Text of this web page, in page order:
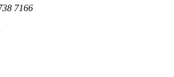
7166